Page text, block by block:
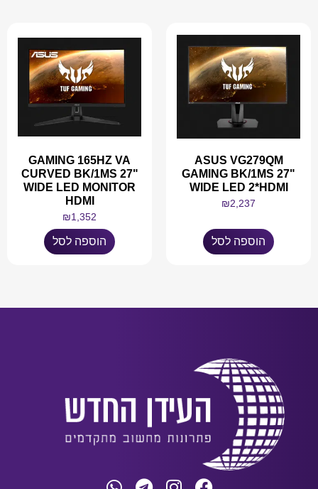
ASUS VG279QM
GAMING BK/1MS 27"
WIDE LED 2*HDMI
₪2,237
הוספה לסל
GAMING 165HZ VA
CURVED BK/1MS 27"
WIDE LED MONITOR
HDMI
₪1,352
הוספה לסל